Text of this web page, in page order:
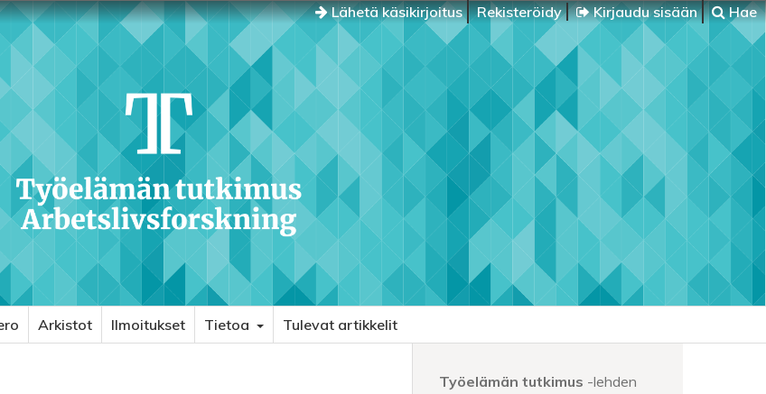
Lähetä käsikirjoitus Rekisteröidy Kirjaudu sisään Hae
Arkistot Ilmoitukset Tietoa Tulevat artikkelit
Työelämän tutkimus -lehden